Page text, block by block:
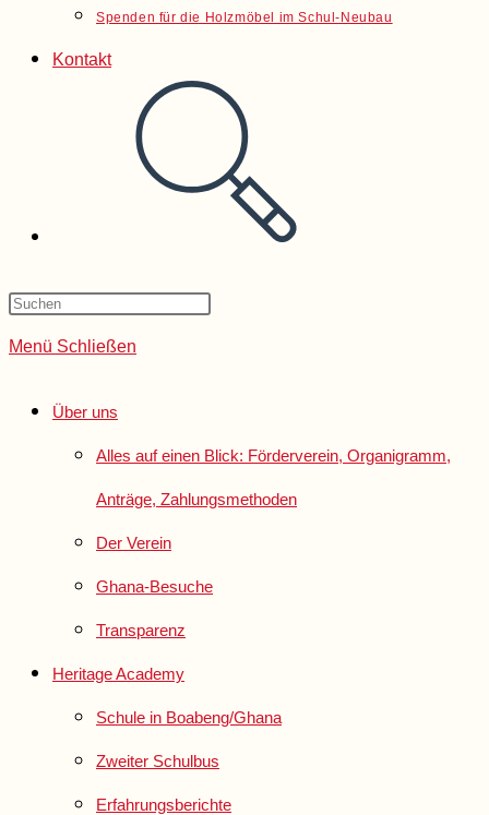
Spenden für die Holzmöbel im Schul-Neubau
Kontakt
Menü Schließen
Über uns
Alles auf einen Blick: Förderverein, Organigramm,
Anträge, Zahlungsmethoden
Der Verein
Ghana-Besuche
Transparenz
Heritage Academy
Schule in Boabeng/Ghana
Zweiter Schulbus
Erfahrungsberichte